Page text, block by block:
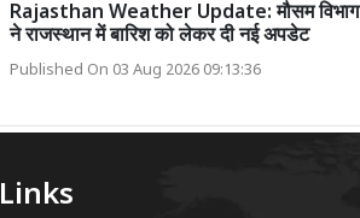
Rajasthan Weather Update: मौसम विभाग
ने राजस्थान में बारिश को लेकर दी नई अपडेट
Published On 03 Aug 2026 09:13:36
Links